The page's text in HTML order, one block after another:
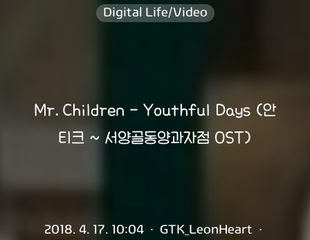
Digital Life/Video
Mr.Children - Youthful Days (안
티크 ~ 서양골동양과자점 OST)
2018. 4. 17. 10:04 · GTK_LeonHeart ·